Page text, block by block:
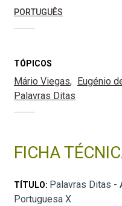
PORTUGUÊS
TÓPICOS
Mário Viegas Eugénio
Palavras Ditas
FICHA
TÍTULO: Palavras Ditas
Portuguesa X